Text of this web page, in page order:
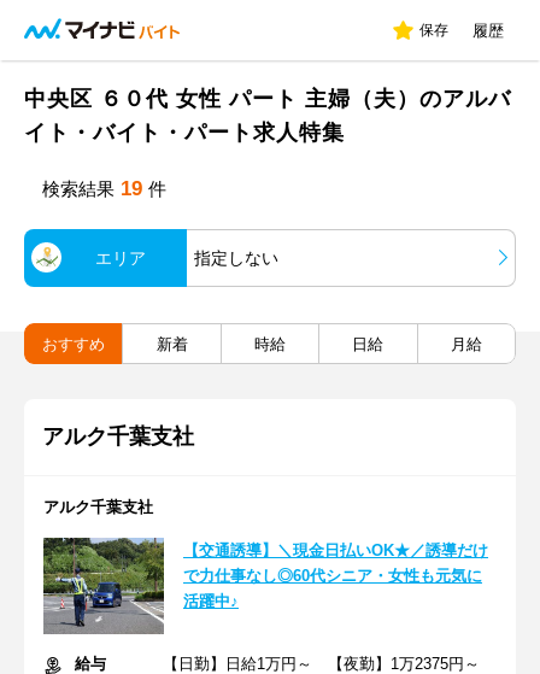
保存 履歴
中央区 ６０代 女性 パート 主婦（夫）のアルバ
イト・バイト・パート求人特集
検索結果 19 件
エリア 指定しない
おすすめ 新着 時給 日給 月給
アルク千葉支社
アルク千葉支社
【交通誘導】＼現金日払いOK★／誘導だけ
で力仕事なし◎60代シニア・女性も元気に
活躍中♪
給与
【日勤】日給1万円～ 【夜勤】1万2375円～